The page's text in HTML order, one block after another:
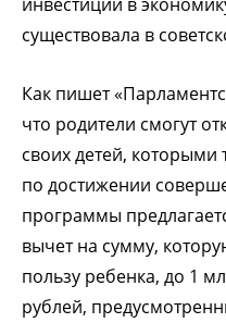
существовала в
Как пишет
что родители смогут
своих детей, которыми
по достижении
программы
вычет на сумму,
пользу ребенка, до 1
рублей,